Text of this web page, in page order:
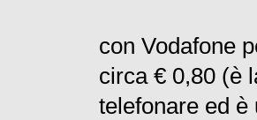
con Vodafone
circa € 0,80 (è
telefonare ed è